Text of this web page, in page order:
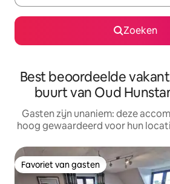
Zoeken
Best beoordeelde
buurt van Oud
Gasten zijn unaniem: deze
hoog gewaardeerd voor hun
Favoriet van gasten
Favoriet van gasten